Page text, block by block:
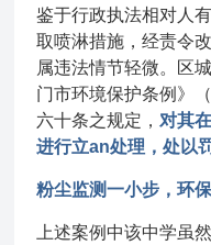
鉴于行政执法相对人
取喷淋措施，经责令
属违法情节轻微。区
门市环境保护条例》
六十条之规定， 对其
进行立an处理，处以
粉尘监测一小步，环
上述案例中该中学虽